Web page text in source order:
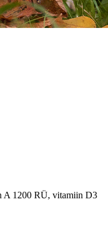
A 1200 RÜ, vitamiin D3